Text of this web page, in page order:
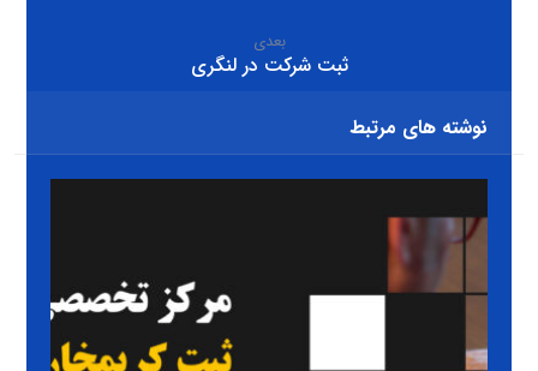
بعدی
ثبت شرکت در لنگری
نوشته های مرتبط